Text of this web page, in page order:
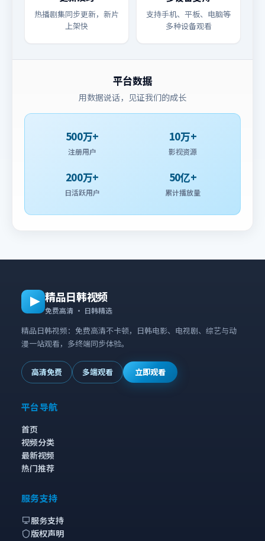
热播剧集同步更新，新片
上架快
支持手机、平板、电脑等
多种设备观看
平台数据
用数据说话，见证我们的成长
500万+
注册用户
10万+
影视资源
200万+
日活跃用户
50亿+
累计播放量
精品日韩视频
免费高清 · 日韩精选
精品日韩视频：免费高清不卡顿，日韩电影、电视剧、综艺与动
漫一站观看，多终端同步体验。
高清免费 多端观看 立即观看
平台导航
首页
视频分类
最新视频
热门推荐
服务支持
服务支持
版权声明